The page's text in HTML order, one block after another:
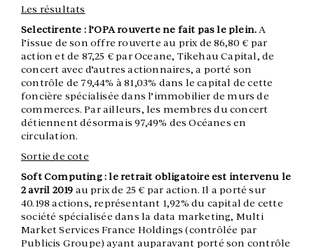
Les résultats
Selectirente : l’OPA rouverte ne fait pas le plein. A
l’issue de son offre rouverte au prix de 86,80 € par
action et de 87,25 € par Oceane, Tikehau Capital, de
concert avec d’autres actionnaires, a porté son
contrôle de 79,44% à 81,03% dans le capital de cette
foncière spécialisée dans l’immobilier de murs de
commerces. Par ailleurs, les membres du concert
détiennent désormais 97,49% des Océanes en
circulation.
Sortie de cote
Soft Computing : le retrait obligatoire est intervenu le
2 avril 2019 au prix de 25 € par action. Il a porté sur
40.198 actions, représentant 1,92% du capital de cette
société spécialisée dans la data marketing, Multi
Market Services France Holdings (contrôlée par
Publicis Groupe) ayant auparavant porté son contrôle